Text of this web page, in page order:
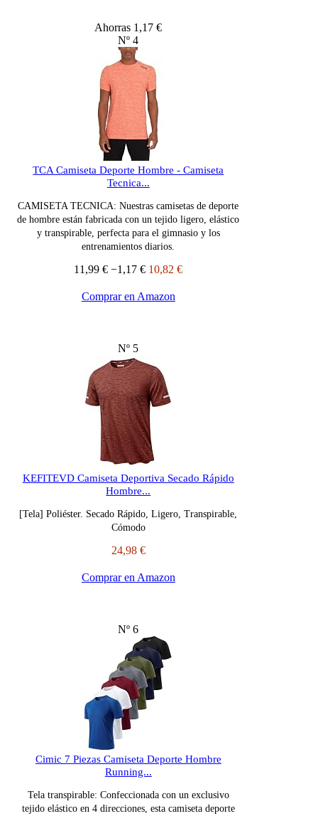
Ahorras 1,17 €
Nº 4
TCA Camiseta Deporte Hombre - Camiseta
Tecnica...
CAMISETA TECNICA: Nuestras camisetas de deporte
de hombre están fabricada con un tejido ligero, elástico
y transpirable, perfecta para el gimnasio y los
entrenamientos diarios.
11,99 € −1,17 € 10,82 €
Comprar en Amazon
Nº 5
KEFITEVD Camiseta Deportiva Secado Rápido
Hombre...
[Tela] Poliéster. Secado Rápido, Ligero, Transpirable,
Cómodo
24,98 €
Comprar en Amazon
Nº 6
Cimic 7 Piezas Camiseta Deporte Hombre
Running...
Tela transpirable: Confeccionada con un exclusivo
tejido elástico en 4 direcciones, esta camiseta deporte